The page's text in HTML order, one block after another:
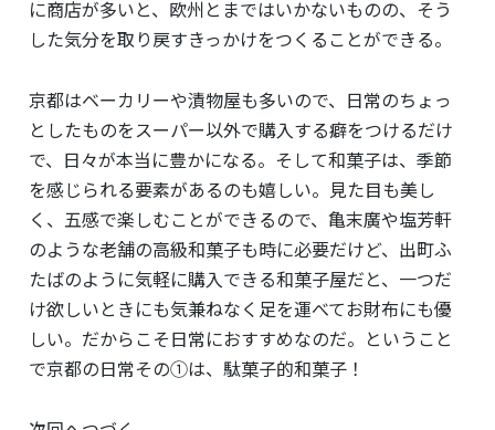
に商店が多いと、欧州とまではいかないものの、そう
した気分を取り戻すきっかけをつくることができる。
京都はベーカリーや漬物屋も多いので、日常のちょっ
としたものをスーパー以外で購入する癖をつけるだけ
で、日々が本当に豊かになる。そして和菓子は、季節
を感じられる要素があるのも嬉しい。 見た目も美し
く、五感で楽しむことができるので、亀末廣や塩芳軒
のような老舗の高級和菓子も時に必要だけど、出町ふ
たばのように気軽に購入できる和菓子屋だと、一つだ
け欲しいときにも気兼ねなく足を運べてお財布にも優
しい。だからこそ日常におすすめなのだ。ということ
で京都の日常その①は、駄菓子的和菓子！